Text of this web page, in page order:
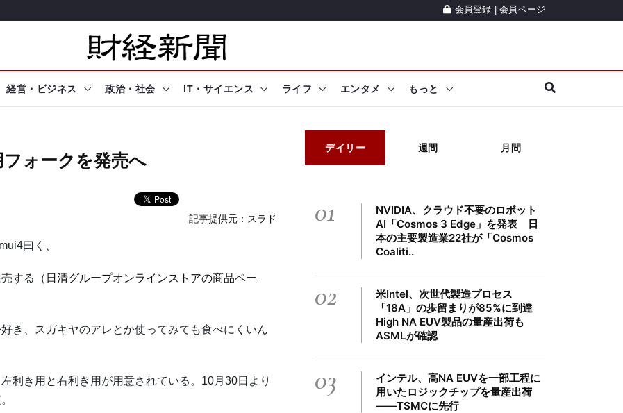
会員登録 会員ページ
経営・ビジネス 政治・社会 IT・サイエンス ライフ エンタメ もっと
ォークを発売へ
記事提供元： スラド
曰く、
する（ 日清グループオンラインストアの商品ペー
き、スガキヤのアレとか使ってみても食べにくいん
利き用と右利き用が用意されている。10月30日より
デイリー 週間 月間
01
NVIDIA、クラウド不要のロボット
AI「Cosmos 3 Edge」を発表 日
本の主要製造業22社が「Cosmos
Coaliti..
02
米Intel、次世代製造プロセス
「18A」の歩留まりが85%に到達
High NA EUV製品の量産出荷も
ASMLが確認
03
インテル、高NA EUVを一部工程に
用いたロジックチップを量産出荷
――TSMCに先行